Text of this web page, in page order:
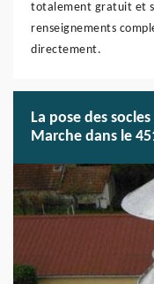
totalement gratuit et
renseignements
directement.
La pose des
Marche dans le